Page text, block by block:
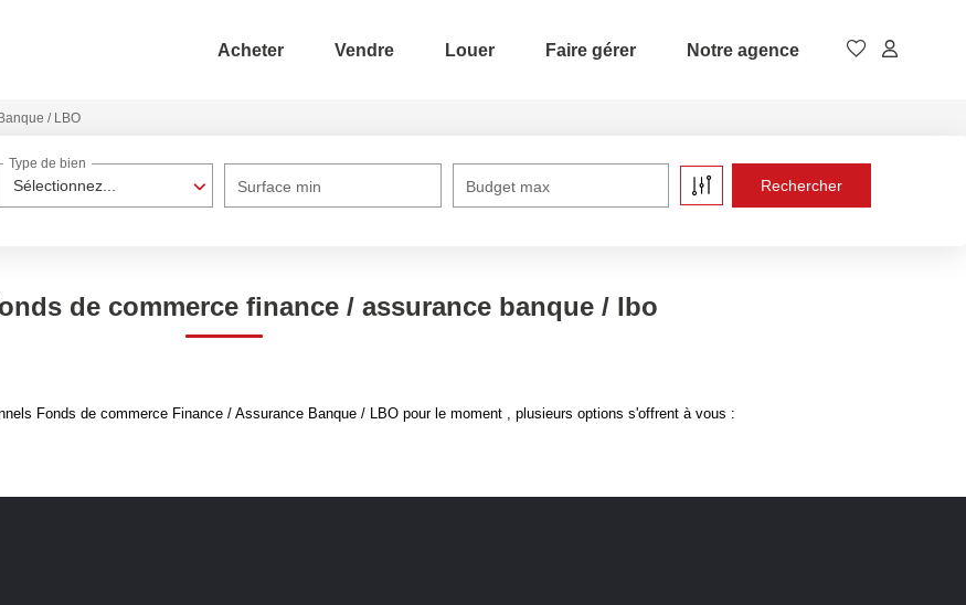
Acheter Vendre Louer Faire gérer Notre agence
Banque / LBO
Sélectionnez...
Type de bien
Surface min Budget max
de commerce finance / assurance banque / lbo
Fonds de commerce Finance / Assurance Banque / LBO pour le moment , plusieurs options s'offrent à vous :